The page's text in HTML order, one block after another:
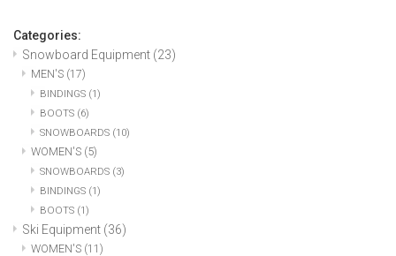
Categories:
Snowboard Equipment (23)
MEN'S (17)
BINDINGS (1)
BOOTS (6)
SNOWBOARDS (10)
WOMEN'S (5)
SNOWBOARDS (3)
BINDINGS (1)
BOOTS (1)
Ski Equipment (36)
WOMEN'S (11)